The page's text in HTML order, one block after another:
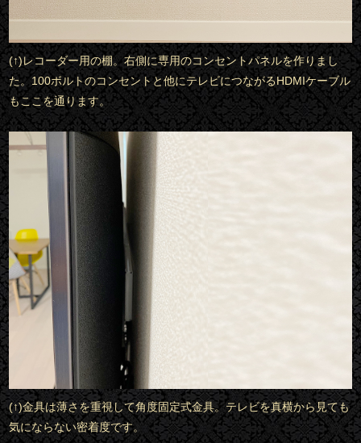
(↑)レコーダー用の棚。右側に専用のコンセントパネルを作りまし
た。100ボルトのコンセントと他にテレビにつながるHDMIケーブル
もここを通ります。
(↑)金具は薄さを重視して角度固定式金具。テレビを真横から見ても
気にならない密着度です。